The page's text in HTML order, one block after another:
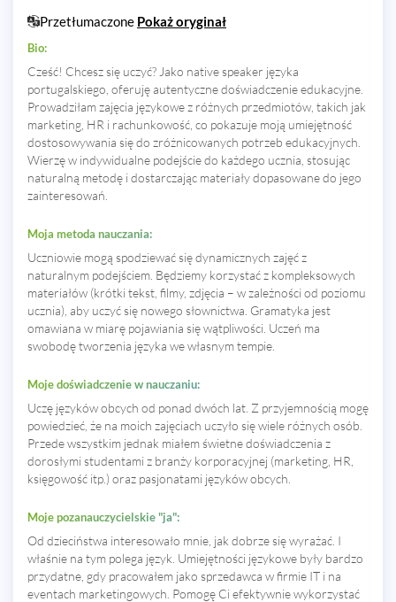
Przetłumaczone Pokaż oryginał
Bio:
Cześć! Chcesz się uczyć? Jako native speaker języka
portugalskiego, oferuję autentyczne doświadczenie edukacyjne.
Prowadziłam zajęcia językowe z różnych przedmiotów, takich jak
marketing, HR i rachunkowość, co pokazuje moją umiejętność
dostosowywania się do zróżnicowanych potrzeb edukacyjnych.
Wierzę w indywidualne podejście do każdego ucznia, stosując
naturalną metodę i dostarczając materiały dopasowane do jego
zainteresowań.
Moja metoda nauczania:
Uczniowie mogą spodziewać się dynamicznych zajęć z
naturalnym podejściem. Będziemy korzystać z kompleksowych
materiałów (krótki tekst, filmy, zdjęcia – w zależności od poziomu
ucznia), aby uczyć się nowego słownictwa. Gramatyka jest
omawiana w miarę pojawiania się wątpliwości. Uczeń ma
swobodę tworzenia języka we własnym tempie.
Moje doświadczenie w nauczaniu:
Uczę języków obcych od ponad dwóch lat. Z przyjemnością mogę
powiedzieć, że na moich zajęciach uczyło się wiele różnych osób.
Przede wszystkim jednak miałem świetne doświadczenia z
dorosłymi studentami z branży korporacyjnej (marketing, HR,
księgowość itp.) oraz pasjonatami języków obcych.
Moje pozanauczycielskie "ja":
Od dzieciństwa interesowało mnie, jak dobrze się wyrażać. I
właśnie na tym polega język. Umiejętności językowe były bardzo
przydatne, gdy pracowałem jako sprzedawca w firmie IT i na
eventach marketingowych. Pomogę Ci efektywnie wykorzystać